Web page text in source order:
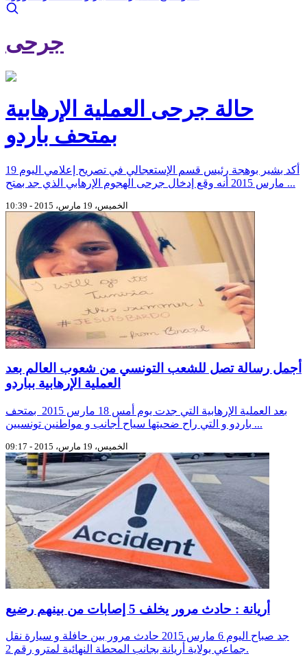
جرحى
حالة جرحى العملية الإرهابية
بمتحف باردو
أكد بشير بوهجة رئيس قسم الإستعجالي في تصريح إعلامي اليوم 19
مارس 2015 أنه وقع إدخال جرحى الهجوم الإرهابي الذي جد بمتح ...
الخميس، 19 مارس، 2015 - 10:39
أجمل رسالة تصل للشعب التونسي من شعوب العالم بعد
العملية الإرهابية بباردو
بعد العملية الإرهابية التي جدت يوم أمس 18 مارس 2015 بمتحف
باردو و التي راح ضحيتها سياح أجانب و مواطنين تونسيين ...
الخميس، 19 مارس، 2015 - 09:17
أريانة : حادث مرور يخلف 5 إصابات من بينهم رضيع
جد صباح اليوم 6 مارس 2015 حادث مرور بين حافلة و سيارة نقل
جماعي بولاية أريانة بجانب المحطة النهائية لمترو رقم 2.